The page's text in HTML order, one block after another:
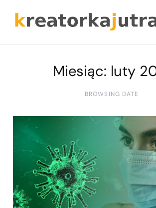
Miesiąc: luty
BROWSING DATE